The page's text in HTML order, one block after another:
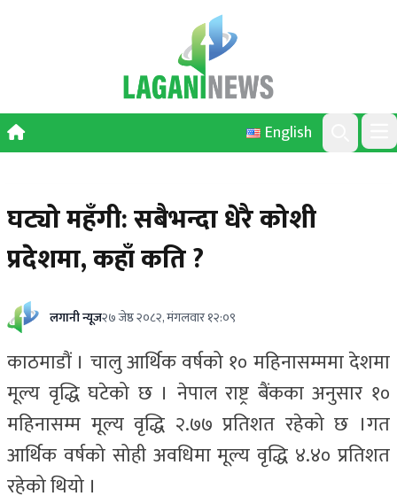
English
Search
घट्यो महँगी: सबैभन्दा धेरै कोशी
प्रदेशमा, कहाँ कति ?
लगानी न्यूज२७ जेष्ठ २०८२, मंगलवार १२:०९
काठमाडौं । चालु आर्थिक वर्षको १० महिनासम्ममा देशमा
मूल्य वृद्धि घटेको छ । नेपाल राष्ट्र बैंकका अनुसार १०
महिनासम्म मूल्य वृद्धि २.७७ प्रतिशत रहेको छ ।गत
आर्थिक वर्षको सोही अवधिमा मूल्य वृद्धि ४.४० प्रतिशत
रहेको थियो ।